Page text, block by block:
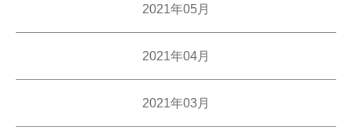
2021年05月
2021年04月
2021年03月